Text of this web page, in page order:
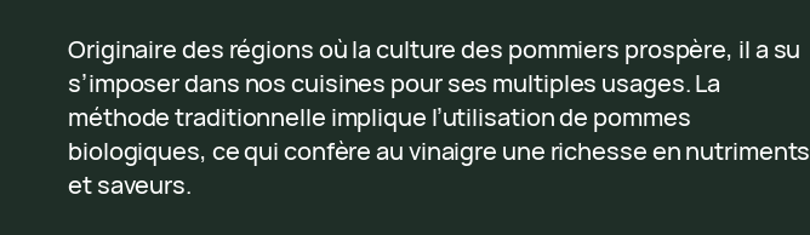
Originaire des régions où la culture des pommiers prospère, il a su
s’imposer dans nos cuisines pour ses multiples usages. La
méthode traditionnelle implique l’utilisation de pommes
biologiques, ce qui confère au vinaigre une richesse en nutriments
et saveurs.